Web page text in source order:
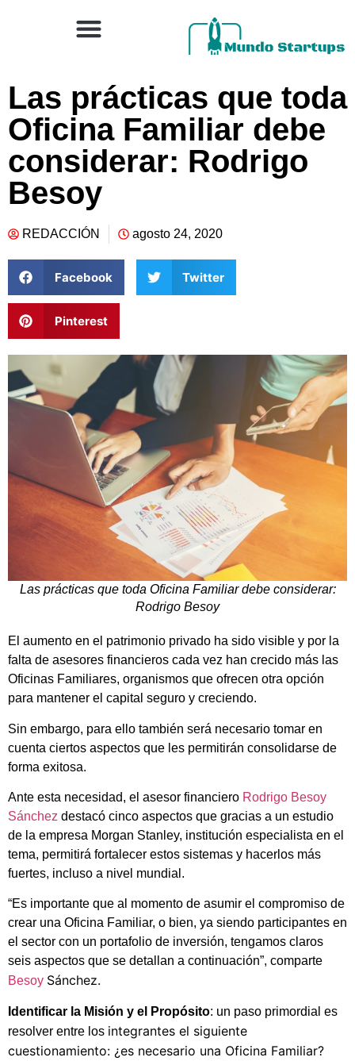
Las prácticas que toda
Oficina Familiar debe
considerar: Rodrigo
Besoy
REDACCIÓN agosto 24, 2020
Facebook Twitter
Pinterest
Las prácticas que toda Oficina Familiar debe considerar:
Rodrigo Besoy
El aumento en el patrimonio privado ha sido visible y por la
falta de asesores financieros cada vez han crecido más las
Oficinas Familiares, organismos que ofrecen otra opción
para mantener el capital seguro y creciendo.
Sin embargo, para ello también será necesario tomar en
cuenta ciertos aspectos que les permitirán consolidarse de
forma exitosa.
Ante esta necesidad, el asesor financiero Rodrigo Besoy
Sánchez destacó cinco aspectos que gracias a un estudio
de la empresa Morgan Stanley, institución especialista en el
tema, permitirá fortalecer estos sistemas y hacerlos más
fuertes, incluso a nivel mundial.
“Es importante que al momento de asumir el compromiso de
crear una Oficina Familiar, o bien, ya siendo participantes en
el sector con un portafolio de inversión, tengamos claros
seis aspectos que se detallan a continuación”, comparte
Besoy Sánchez.
Identificar la Misión y el Propósito: un paso primordial es
resolver entre los integrantes el siguiente
cuestionamiento: ¿es necesario una Oficina Familiar?